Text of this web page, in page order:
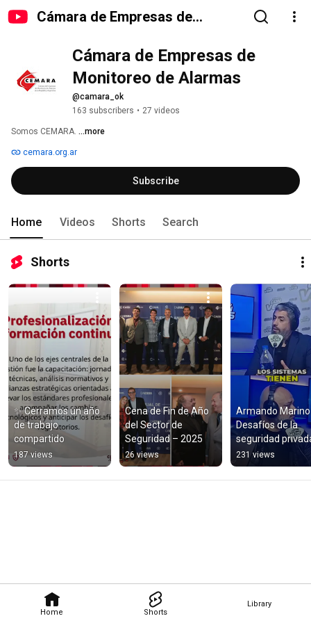
Cámara de Empresas de
Home Shorts
Library
Cámara de Empresas de
Monitoreo de Alarmas
@camara_ok
163 subscribers • 27 videos
Somos CEMARA. ...more
cemara.org.ar
Subscribe
Home Videos Shorts Search
Shorts
✨ Cerramos un año
de trabajo
compartido
187 views
Cena de Fin de Año
del Sector de
Seguridad – 2025
26 views
Armando
Desafíos de la
seguridad
Argentina
231 views